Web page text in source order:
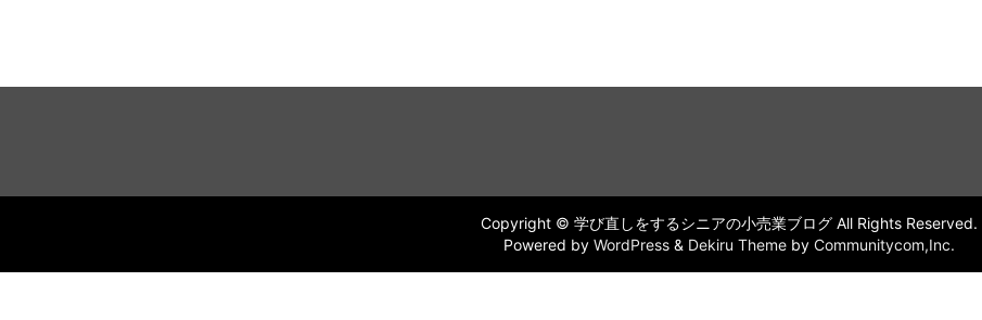
Copyright © 学び直しをするシニアの小売業ブログ All Rights Reserved.
Powered by WordPress & Dekiru Theme by Communitycom,Inc.